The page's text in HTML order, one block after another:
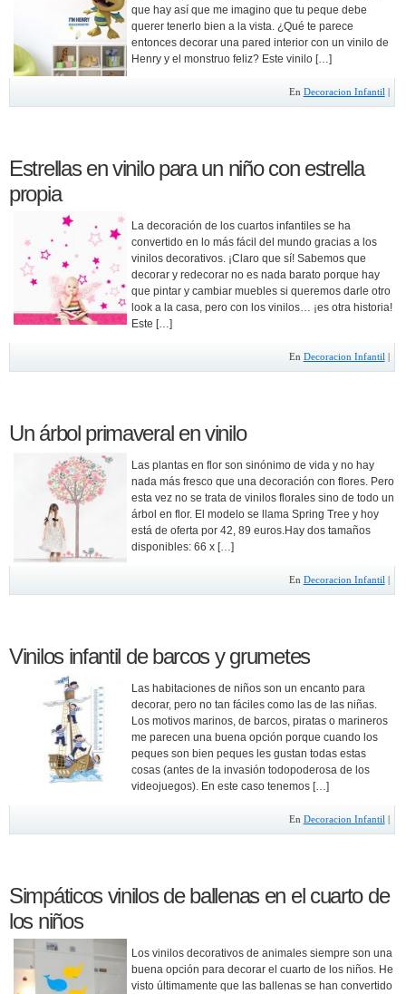
que hay así que me imagino que tu peque debe
querer tenerlo bien a la vista. ¿Qué te parece
entonces decorar una pared interior con un vinilo de
Henry y el monstruo feliz? Este vinilo […]
En Decoracion Infantil
Estrellas en vinilo para un niño con estrella
propia
La decoración de los cuartos infantiles se ha
convertido en lo más fácil del mundo gracias a los
vinilos decorativos. ¡Claro que sí! Sabemos que
decorar y redecorar no es nada barato porque hay
que pintar y cambiar muebles si queremos darle otro
look a la casa, pero con los vinilos… ¡es otra historia!
Este […]
En Decoracion Infantil
Un árbol primaveral en vinilo
Las plantas en flor son sinónimo de vida y no hay
nada más fresco que una decoración con flores. Pero
esta vez no se trata de vinilos florales sino de todo un
árbol en flor. El modelo se llama Spring Tree y hoy
está de oferta por 42, 89 euros.Hay dos tamaños
disponibles: 66 x […]
En Decoracion Infantil
Vinilos infantil de barcos y grumetes
Las habitaciones de niños son un encanto para
decorar, pero no tan fáciles como las de las niñas.
Los motivos marinos, de barcos, piratas o marineros
me parecen una buena opción porque cuando los
peques son bien peques les gustan todas estas
cosas (antes de la invasión todopoderosa de los
videojuegos). En este caso tenemos […]
En Decoracion Infantil
Simpáticos vinilos de ballenas en el cuarto de
los niños
Los vinilos decorativos de animales siempre son una
buena opción para decorar el cuarto de los niños. He
visto últimamente que las ballenas se han convertido